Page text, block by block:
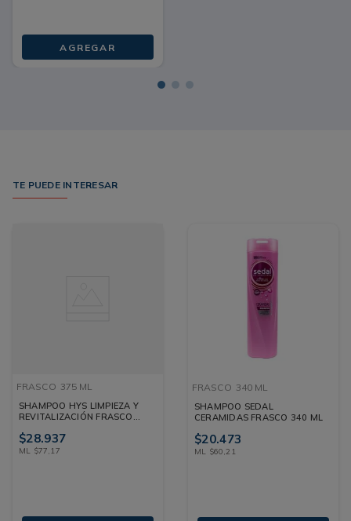
AGREGAR
TE PUEDE INTERESAR
FRASCO 375 ML
SHAMPOO HYS LIMPIEZA Y
REVITALIZACIÓN FRASCO
$28.937
ML $77,17
FRASCO 340 ML
SHAMPOO SEDAL
CERAMIDAS FRASCO 340 ML
$20.473
ML $60,21